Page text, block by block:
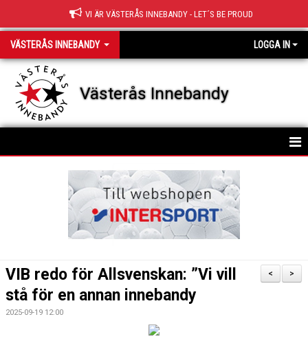
VI ÄR VÄSTERÅS INNEBANDY - LET´S BE PROUD
VÄSTERÅS INNEBANDY LOGGA IN
Västerås Innebandy
KLUBBFAKTA
>
<
VIB redo för Allsvenskan: ”Vi vill
stå för en annan innebandy
2025-09-19 12:00